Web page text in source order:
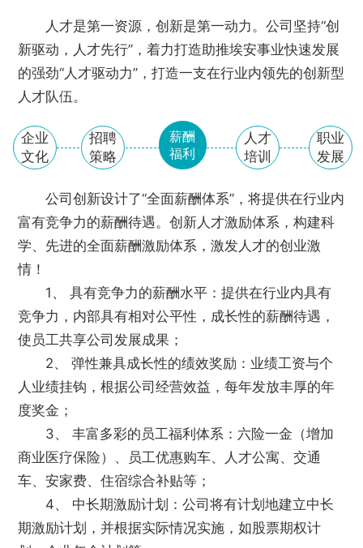
人才是第一资源，创新是第一动力。公司坚持“创
新驱动，人才先行”，着力打造助推埃安事业快速发展
的强劲“人才驱动力”，打造一支在行业内领先的创新型
人才队伍。
企业
文化
招聘
策略
薪酬
福利
人才
培训
职业
发展
公司创新设计了“全面薪酬体系”，将提供在行业内
富有竞争力的薪酬待遇。创新人才激励体系，构建科
学、先进的全面薪酬激励体系，激发人才的创业激
情！
1、 具有竞争力的薪酬水平：提供在行业内具有
竞争力，内部具有相对公平性，成长性的薪酬待遇，
使员工共享公司发展成果；
2、 弹性兼具成长性的绩效奖励：业绩工资与个
人业绩挂钩，根据公司经营效益，每年发放丰厚的年
度奖金；
3、 丰富多彩的员工福利体系：六险一金（增加
商业医疗保险）、员工优惠购车、人才公寓、交通
车、安家费、住宿综合补贴等；
4、 中长期激励计划：公司将有计划地建立中长
期激励计划，并根据实际情况实施，如股票期权计